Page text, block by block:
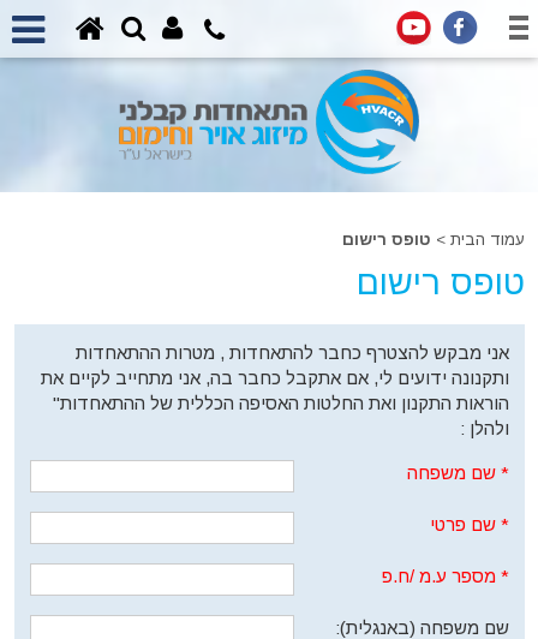
עמוד הבית > טופס רישום
טופס רישום
אני מבקש להצטרף כחבר להתאחדות , מטרות ההתאחדות
ותקנונה ידועים לי, אם אתקבל כחבר בה, אני מתחייב לקיים את
הוראות התקנון ואת החלטות האסיפה הכללית של ההתאחדות"
ולהלן :
*שם משפחה
*שם פרטי
* מספר ע.מ /ח.פ
שם משפחה (באנגלית):